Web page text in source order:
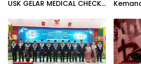
USK GELAR MEDICAL CHECK
DESA AGUSEN
Aceh